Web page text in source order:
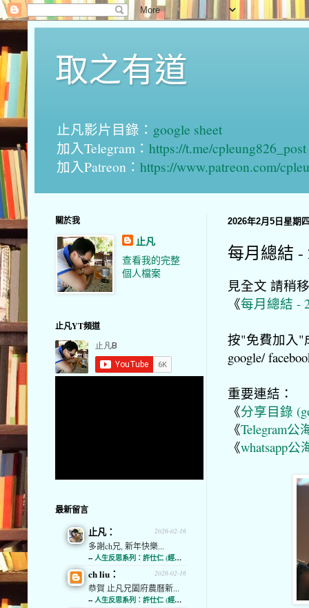
取之有道
止凡影片目錄： google sheet
加入Telegram： https://t.me/cpleung826_post
加入Patreon： https://www.patreon.com/
2026年2月5日星期
每月總結 -
見全文 請稍
《每月總結 -
按"免費加入"
google/
重要連結：
《分享目錄
《Telegram公
《whatsapp公
關於我
止凡
查看我的完整
個人檔案
止凡YT頻道
最新留言
2026-02-16
止凡：
多謝ch兄, 新年快樂...
-- 人生反思系列：許仕仁 (經濟通)
2026-02-16
ch liu：
恭賀 止凡兄闔府農曆新...
-- 人生反思系列：許仕仁 (經濟通)